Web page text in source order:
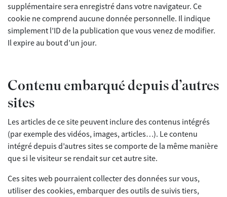
supplémentaire sera enregistré dans votre navigateur. Ce
cookie ne comprend aucune donnée personnelle. Il indique
simplement l’ID de la publication que vous venez de modifier.
Il expire au bout d’un jour.
Contenu embarqué depuis d’autres
sites
Les articles de ce site peuvent inclure des contenus intégrés
(par exemple des vidéos, images, articles…). Le contenu
intégré depuis d’autres sites se comporte de la même manière
que si le visiteur se rendait sur cet autre site.
Ces sites web pourraient collecter des données sur vous,
utiliser des cookies, embarquer des outils de suivis tiers,